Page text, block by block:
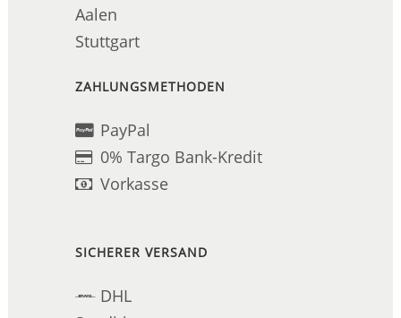
Aalen
Stuttgart
ZAHLUNGSMETHODEN
PayPal
0% Targo Bank-Kredit
Vorkasse
SICHERER VERSAND
DHL